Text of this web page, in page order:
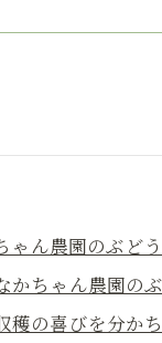
ゃん農園のぶど
かちゃん農園の
穫の喜びを分か